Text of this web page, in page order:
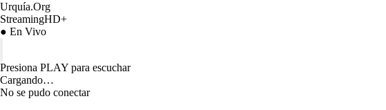
Urquía.Org
StreamingHD+
● En Vivo
Presiona PLAY para escuchar
Cargando…
No se pudo conectar